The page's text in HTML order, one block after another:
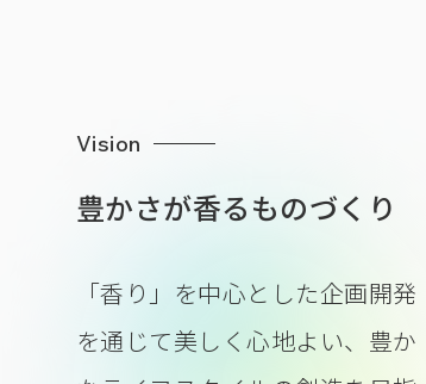
Vision
豊かさが香るものづくり
「香り」を中心とした企画開発
を通じて美しく心地よい、豊か